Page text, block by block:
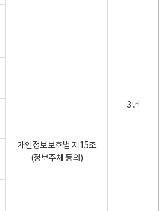
개인정보보호법 제15조
(정보주체 동의)
3년